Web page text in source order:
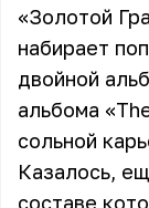
«Золотой
набирает
двойной
альбома
сольной
Казалось,
составе